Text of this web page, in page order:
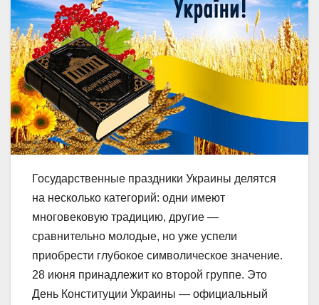
Государственные праздники Украины делятся
на несколько категорий: одни имеют
многовековую традицию, другие —
сравнительно молодые, но уже успели
приобрести глубокое символическое значение.
28 июня принадлежит ко второй группе. Это
День Конституции Украины — официальный